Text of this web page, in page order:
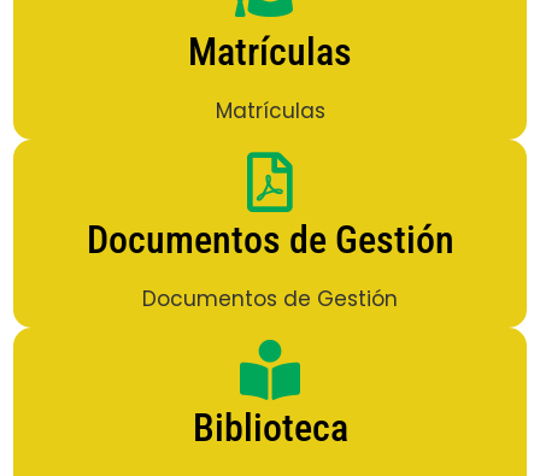
Matrículas
Matrículas
Documentos de Gestión
Documentos de Gestión
Biblioteca